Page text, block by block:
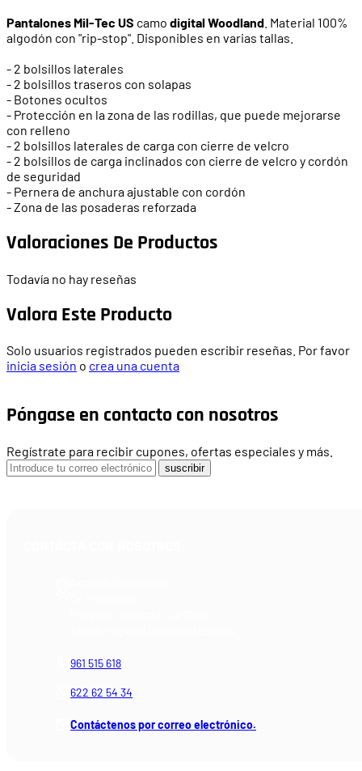
Pantalones Mil-Tec US camo digital Woodland . Material 100%
algodón con "rip-stop". Disponibles en varias tallas.
- 2 bolsillos laterales
- 2 bolsillos traseros con solapas
- Botones ocultos
- Protección en la zona de las rodillas, que puede mejorarse
con relleno
- 2 bolsillos laterales de carga con cierre de velcro
- 2 bolsillos de carga inclinados con cierre de velcro y cordón
de seguridad
- Pernera de anchura ajustable con cordón
- Zona de las posaderas reforzada
Valoraciones De Productos
Todavía no hay reseñas
Valora Este Producto
Solo usuarios registrados pueden escribir reseñas. Por favor
inicia sesión o crea una cuenta
Póngase en contacto con nosotros
Regístrate para recibir cupones, ofertas especiales y más.
suscribir
961 515 618
622 62 54 34
Contáctenos por correo electrónico.